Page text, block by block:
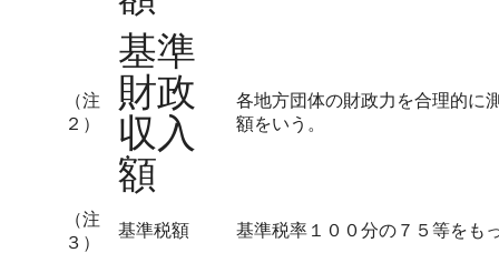
（注
２）
基準
財政
収入
額
各地方団体の財政力を合理的に
額をいう。
（注
３）
基準税額 基準税率１００分の７５等をも